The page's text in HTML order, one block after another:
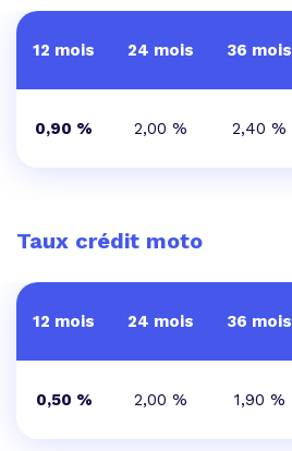
12 mois 24 mois 36 mois
0,90 % 2,00 % 2,40 %
Taux crédit moto
12 mois 24 mois 36 mois
0,50 % 2,00 % 1,90 %